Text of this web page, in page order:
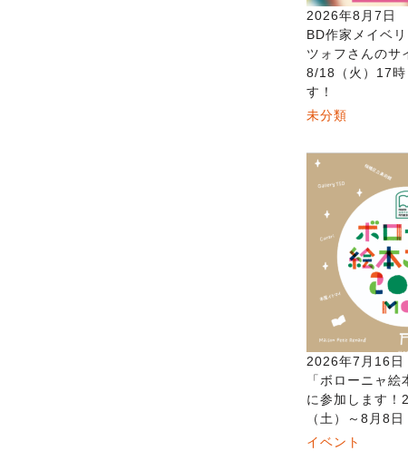
2026年8月7日
BD作家メイベ
ツォフさんのサ
8/18（火）17時
す！
未分類
2026年7月16日
「ボローニャ絵
に参加します！
（土）～8月8日
イベント